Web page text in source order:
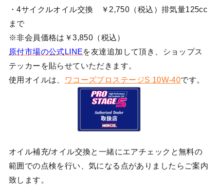
・4サイクルオイル交換 ￥2,750（税込）排気量125cc
まで
※非会員価格は￥3,850（税込）
原付市場の公式LINEを友達追加して頂き、ショップス
テッカーを貼らせていただきます。
使用オイルは、
ワコーズプロステージS 10W-40です。
オイル補充/オイル交換と一緒にエアチェックと無料の
範囲での点検を行い、気になる点がありましたらご案内
致します。